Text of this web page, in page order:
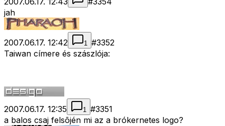
jah
2007.06.17. 12:42 1 #3352
Taiwan címere és szászlója:
2007.06.17. 12:35 1 #3351
a balos csaj felsõjén mi az a brókernetes logo?